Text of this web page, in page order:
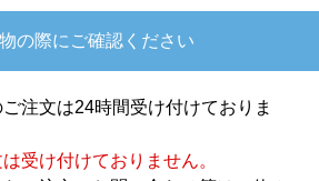
の際にご確認ください
注文は24時間受け付けておりま
受け付けておりません。